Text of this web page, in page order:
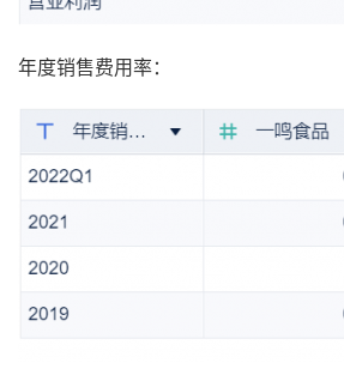
年度销售费用率：